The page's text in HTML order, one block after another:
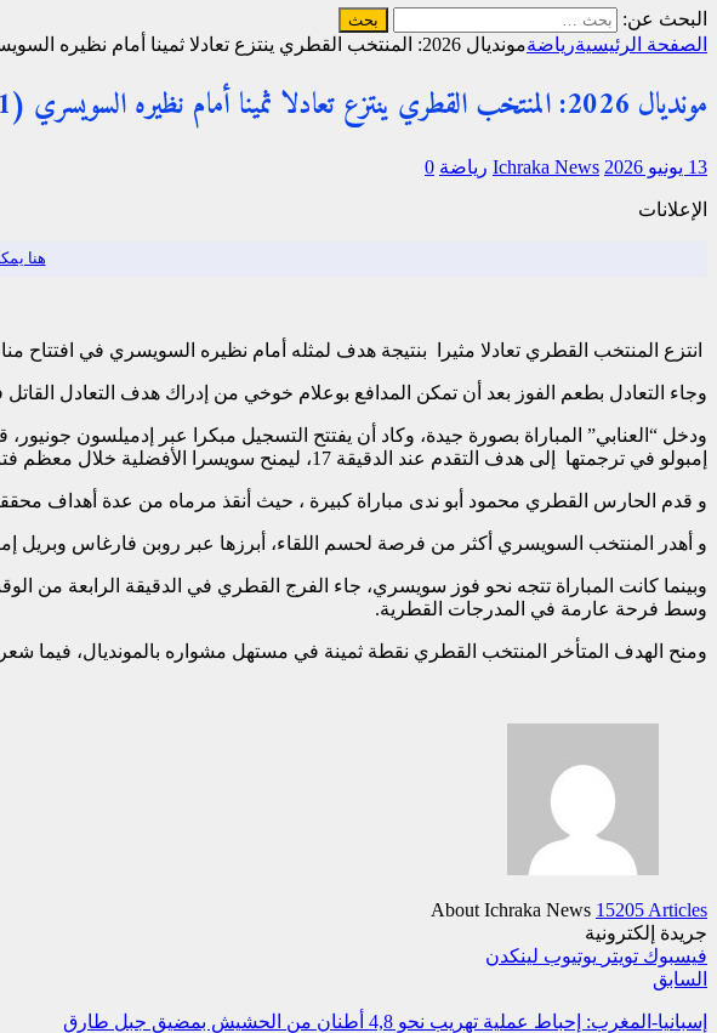
البحث عن:
الصفحة الرئيسيةرياضةمونديال 2026: المنتخب القطري ينتزع تعادلا ثمينا أمام نظيره السويسري (1-1)
مونديال 2026: المنتخب القطري ينتزع تعادلا ثمينا أمام نظيره السويسري (1-1)
13 يونيو 2026 Ichraka News رياضة 0
الإعلانات
هنا
انتزع المنتخب القطري تعادلا مثيرا بنتيجة هدف لمثله أمام نظيره السويسري في افتتاح
وجاء التعادل بطعم الفوز بعد أن تمكن المدافع بوعلام خوخي من إدراك هدف التعادل القاتل في الوقت
إمبولو في ترجمتها إلى هدف التقدم عند الدقيقة 17، ليمنح سويسرا الأفضلية خلال معظم فترات المباراة.
و قدم الحارس القطري محمود أبو ندى مباراة كبيرة ، حيث أنقذ مرماه من عدة أهداف
و أهدر المنتخب السويسري أكثر من فرصة لحسم اللقاء، أبرزها عبر روبن فارغاس وبريل
وبينما كانت المباراة تتجه نحو فوز سويسري، جاء الفرج القطري في الدقيقة الرابعة من
وسط فرحة عارمة في المدرجات القطرية.
ومنح الهدف المتأخر المنتخب القطري نقطة ثمينة في مستهل مشواره بالمونديال، فيما
About Ichraka News 15205 Articles
جريدة إلكترونية
فيسبوك تويتر يوتيوب لينكدن
السابق
إسبانيا-المغرب: إحباط عملية تهريب نحو 4,8 أطنان من الحشيش بمضيق جبل طارق